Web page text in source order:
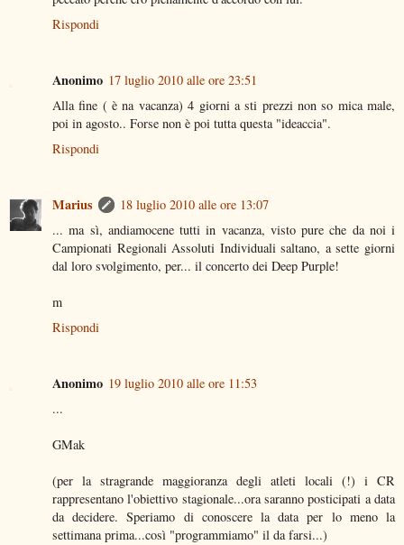
Rispondi
Anonimo 17 luglio 2010 alle ore 23:51
Alla fine ( è na vacanza) 4 giorni a sti prezzi non so mica male,
poi in agosto.. Forse non è poi tutta questa "ideaccia".
Rispondi
Marius
18 luglio 2010 alle ore 13:07
... ma sì, andiamocene tutti in vacanza, visto pure che da noi i
Campionati Regionali Assoluti Individuali saltano, a sette giorni
dal loro svolgimento, per... il concerto dei Deep Purple!
m
Rispondi
Anonimo 19 luglio 2010 alle ore 11:53
...
GMak
(per la stragrande maggioranza degli atleti locali (!) i CR
rappresentano l'obiettivo stagionale...ora saranno posticipati a data
da decidere. Speriamo di conoscere la data per lo meno la
settimana prima...così "programmiamo" il da farsi...)